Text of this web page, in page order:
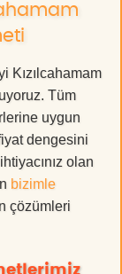
Kızılcahamam
Tüm
uygun
dengesini
olan
bizimle
çözümleri